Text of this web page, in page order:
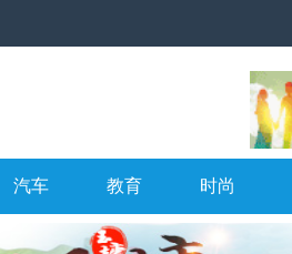
汽车 教育 时尚